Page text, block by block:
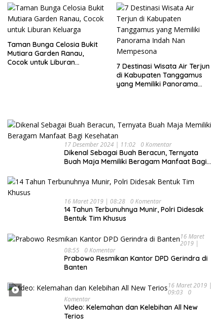
Taman Bunga Celosia Bukit
Mutiara Garden Ranau,
Cocok untuk Liburan
7 Destinasi Wisata Air Terjun
di Kabupaten Tanggamus
yang Memiliki Panorama
17 Desember 2024 | 11:02 0 Komentar
Dikenal Sebagai Buah Beracun, Ternyata
Buah Maja Memiliki Beragam Manfaat Bagi
16 Maret 2019 | 08:28 0 Komentar
14 Tahun Terbunuhnya Munir, Polri Didesak
Bentuk Tim Khusus
16 Maret
2019 |
08:55 0 Komentar
Prabowo Resmikan Kantor DPD Gerindra di
Banten
16 Maret 2019 |
09:03
0
Komentar
Video: Kelemahan dan Kelebihan All New
Terios